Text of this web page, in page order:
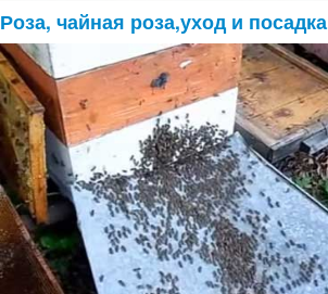
Роза, чайная роза,уход и посадка